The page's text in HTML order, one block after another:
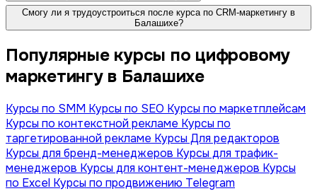
Смогу ли я трудоустроиться после курса по CRM-маркетингу в
Балашихе?
Популярные курсы по цифровому
маркетингу в Балашихе
Курсы по SMM Курсы по SEO Курсы по маркетплейсам
Курсы по контекстной рекламе Курсы по
таргетированной рекламе Курсы Для редакторов
Курсы для бренд-менеджеров Курсы для трафик-
менеджеров Курсы для контент-менеджеров Курсы
по Excel Курсы по продвижению Telegram